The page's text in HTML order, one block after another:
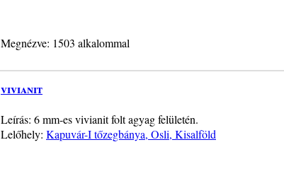
Megnézve: 1503 alkalommal
vivianit
Leírás: 6 mm-es vivianit folt agyag felületén.
Lelőhely: Kapuvár-I tőzegbánya, Osli, Kisalföld